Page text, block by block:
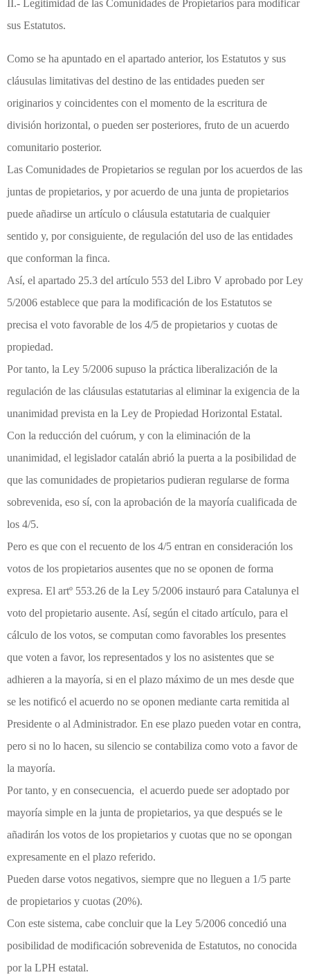
II.- Legitimidad de las Comunidades de Propietarios para modificar
sus Estatutos.
Como se ha apuntado en el apartado anterior, los Estatutos y sus
cláusulas limitativas del destino de las entidades pueden ser
originarios y coincidentes con el momento de la escritura de
división horizontal, o pueden ser posteriores, fruto de un acuerdo
comunitario posterior.
Las Comunidades de Propietarios se regulan por los acuerdos de las
juntas de propietarios, y por acuerdo de una junta de propietarios
puede añadirse un artículo o cláusula estatutaria de cualquier
sentido y, por consiguiente, de regulación del uso de las entidades
que conforman la finca.
Así, el apartado 25.3 del artículo 553 del Libro V aprobado por Ley
5/2006 establece que para la modificación de los Estatutos se
precisa el voto favorable de los 4/5 de propietarios y cuotas de
propiedad.
Por tanto, la Ley 5/2006 supuso la práctica liberalización de la
regulación de las cláusulas estatutarias al eliminar la exigencia de la
unanimidad prevista en la Ley de Propiedad Horizontal Estatal.
Con la reducción del cuórum, y con la eliminación de la
unanimidad, el legislador catalán abrió la puerta a la posibilidad de
que las comunidades de propietarios pudieran regularse de forma
sobrevenida, eso sí, con la aprobación de la mayoría cualificada de
los 4/5.
Pero es que con el recuento de los 4/5 entran en consideración los
votos de los propietarios ausentes que no se oponen de forma
expresa. El artº 553.26 de la Ley 5/2006 instauró para Catalunya el
voto del propietario ausente. Así, según el citado artículo, para el
cálculo de los votos, se computan como favorables los presentes
que voten a favor, los representados y los no asistentes que se
adhieren a la mayoría, si en el plazo máximo de un mes desde que
se les notificó el acuerdo no se oponen mediante carta remitida al
Presidente o al Administrador. En ese plazo pueden votar en contra,
pero si no lo hacen, su silencio se contabiliza como voto a favor de
la mayoría.
Por tanto, y en consecuencia, el acuerdo puede ser adoptado por
mayoría simple en la junta de propietarios, ya que después se le
añadirán los votos de los propietarios y cuotas que no se opongan
expresamente en el plazo referido.
Pueden darse votos negativos, siempre que no lleguen a 1/5 parte
de propietarios y cuotas (20%).
Con este sistema, cabe concluir que la Ley 5/2006 concedió una
posibilidad de modificación sobrevenida de Estatutos, no conocida
por la LPH estatal.